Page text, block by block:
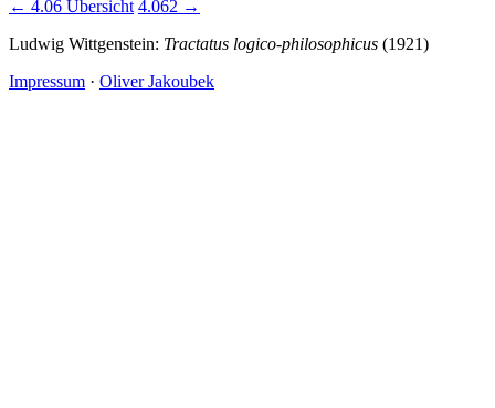
← 4.06 Übersicht 4.062 →
Ludwig Wittgenstein: Tractatus logico-philosophicus (1921)
Impressum · Oliver Jakoubek